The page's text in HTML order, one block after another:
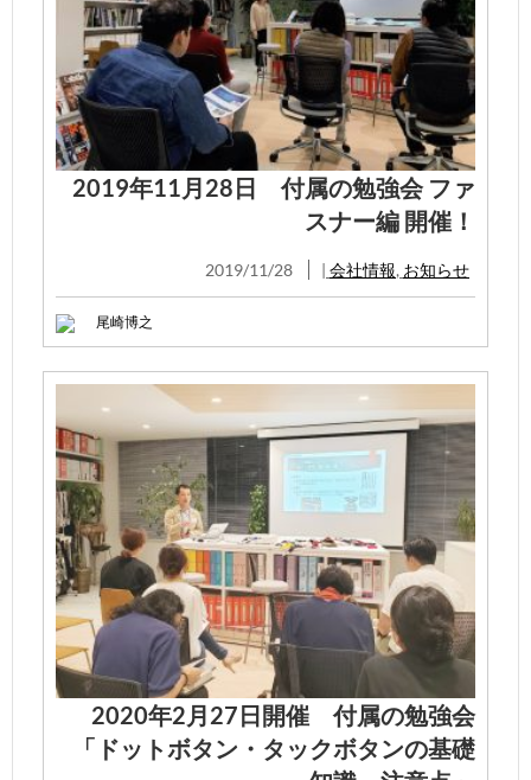
2019年11月28日 付属の勉強会 ファ
スナー編 開催！
2019/11/28 | 会社情報, お知らせ
尾崎博之
2020年2月27日開催 付属の勉強会
「ドットボタン・タックボタンの基礎